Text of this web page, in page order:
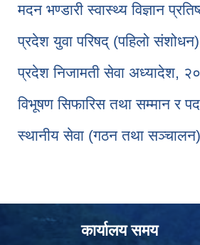
मदन भण्डारी स्वास्थ्य विज्ञान
प्रदेश युवा परिषद् (पहिलो
प्रदेश निजामती सेवा अध्यादेश,
विभूषण सिफारिस तथा सम्मान र
स्थानीय सेवा (गठन तथा
कार्यालय समय